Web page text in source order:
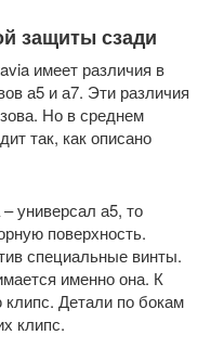
защиты сзади
имеет различия в
а5 и а7. Эти различия
Но в среднем
так, как описано
универсал а5, то
поверхность.
специальные винты.
именно она. К
Детали по бокам
клипс.